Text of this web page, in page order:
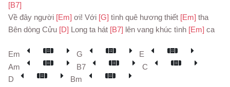
[B7]
Về đây người [Em] ơi! Với [G] tình quê hương thiết [Em] tha
Bên dòng Cửu [D] Long ta hát [B7] lên vang khúc tình [Em] ca
Em G
E
Am
B7
C
D
Bm